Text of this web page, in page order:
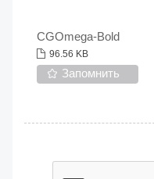
CGOmega-Bold
96.56 KB
Запомнить